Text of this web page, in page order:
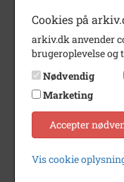
Årstal
Dateringsnote
Fotograf
Type
Enhed
Arkiv
Cookies på
arkiv.dk anvender
brugeroplevelse
Nødvendig
Marketing
Accepter
Vis cookie